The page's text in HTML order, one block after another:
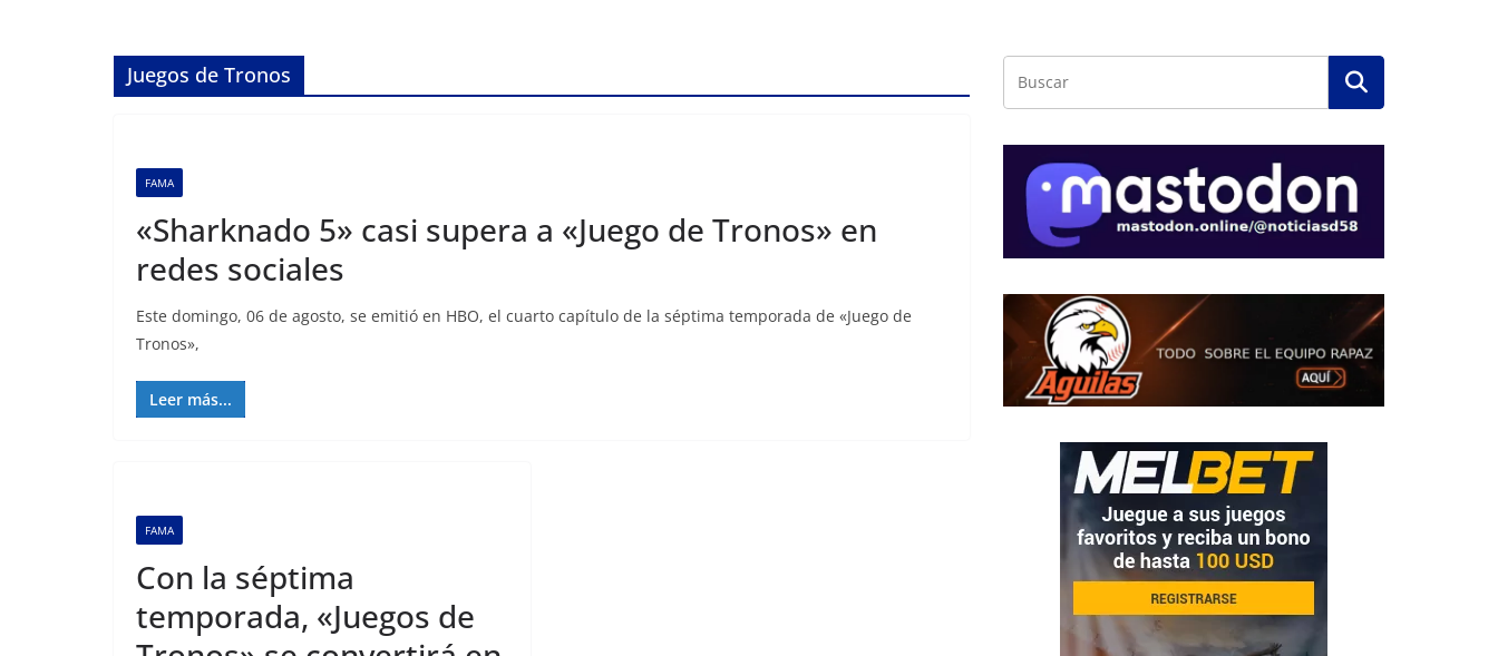
Juegos de Tronos
FAMA
«Sharknado 5» casi supera a «Juego de Tronos» en
redes sociales
Este domingo, 06 de agosto, se emitió en HBO, el cuarto capítulo de la séptima temporada de «Juego de
Tronos»,
Leer más...
FAMA
Con la séptima
temporada, «Juegos de